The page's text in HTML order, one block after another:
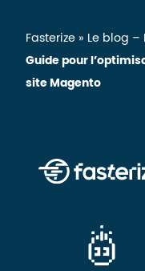
Fasterize » Le blog –
Guide pour
site Magento